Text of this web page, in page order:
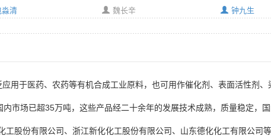
淼清
魏长辛 钟九生
用于医药、农药等有机合成工业原料，也可用作催化剂、表面活性剂、
市场已超35万吨，这些产品经二十余年的发展技术成熟，质量稳定，
工股份有限公司、浙江新化化工股份有限公司、山东德化化工有限公司